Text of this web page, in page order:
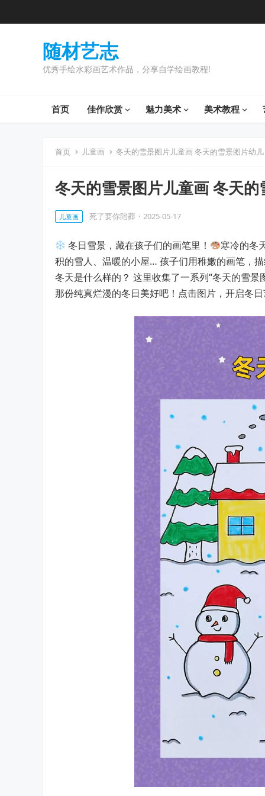
随材艺志
优秀手绘水彩画艺术作品，分享自学绘画教程!
首页 佳作欣赏 魅力美术 美术教程
首页 儿童画 冬天的雪景图片儿童画 冬天的雪景图片幼儿
冬天的雪景图片儿童画 冬天的
儿童画 死了要你陪葬 · 2025-05-17
冬日雪景，藏在孩子们的画笔里！
寒冷的冬
积的雪人、温暖的小屋… 孩子们用稚嫩的画笔，
冬天是什么样的？ 这里收集了一系列“冬天的雪
那份纯真烂漫的冬日美好吧！点击图片，开启冬